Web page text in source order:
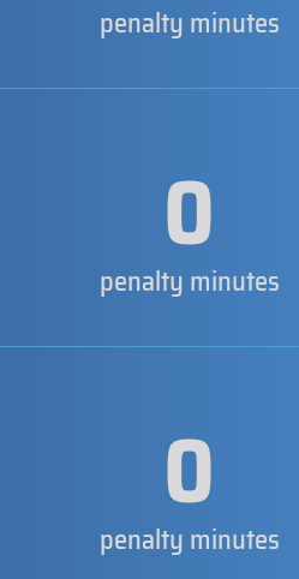
penalty minutes
0
penalty minutes
0
penalty minutes